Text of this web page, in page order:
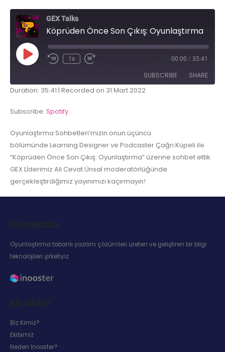
GEX Talks
Köprüden Önce Son Çıkış: Oyunlaştırma
1x 00:00 / 35:41
SUBSCRIBE SHARE
EMBED
Duration: 35:41 | Recorded on 31 Mart 2022
Subscribe: Spotify
Oyunlaştırma Sohbetleri’mizin onun üçüncü
bölümünde Learning Designer ve Podcaster Çağrı Küpeli ile
“Köprüden Önce Son Çıkış: Oyunlaştırma” üzerine sohbet ettik.
GEX Lİderimiz Ali Cevat Ünsal moderatörlüğünde
gerçekleştirdiğimiz yayınımızı kaçırmayın!
HAKKIMIZDA
Oyunlaştırma tabanlı yazılım çözümleri üreten ve geliştiren bir bilgi
teknolojileri şirketiyiz.
BIZ KIMIZ?
Biz Kimiz?
Ekibimiz
Neden Inooster?